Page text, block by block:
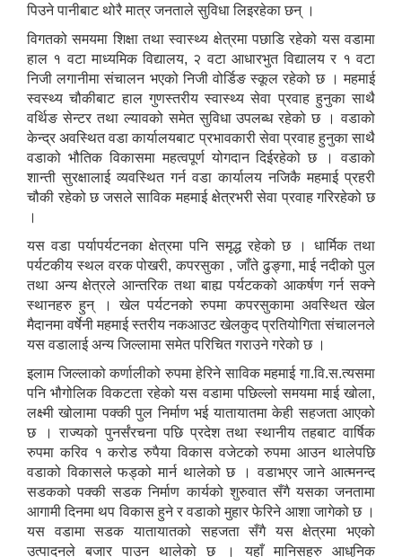
पिउने पानीबाट थोरै मात्र जनताले सुविधा लिइरहेका छन् ।
विगतको समयमा शिक्षा तथा स्वास्थ्य क्षेत्रमा पछाडि रहेको यस वडामा
हाल १ वटा माध्यमिक विद्यालय, २ वटा आधारभुत विद्यालय र १ वटा
निजी लगानीमा संचालन भएको निजी वोर्डिङ स्कूल रहेको छ । महमाई
स्वस्थ्य चौकीबाट हाल गुणस्तरीय स्वास्थ्य सेवा प्रवाह हुनुका साथै
वर्थिङ सेन्टर तथा ल्यावको समेत सुविधा उपलब्ध रहेको छ । वडाको
केन्द्र अवस्थित वडा कार्यालयबाट प्रभावकारी सेवा प्रवाह हुनुका साथै
वडाको भौतिक विकासमा महत्वपूर्ण योगदान दिईरहेको छ । वडाको
शान्ती सुरक्षालाई व्यवस्थित गर्न वडा कार्यालय नजिकै महमाई प्रहरी
चौकी रहेको छ जसले साविक महमाई क्षेत्रभरी सेवा प्रवाह गरिरहेको छ
।
यस वडा पर्यापर्यटनका क्षेत्रमा पनि समृद्ध रहेको छ । धार्मिक तथा
पर्यटकीय स्थल वरक पोखरी, कपरसुका , जाँते ढुङ्गा, माई नदीको पुल
तथा अन्य क्षेत्रले आन्तरिक तथा बाह्य पर्यटकको आकर्षण गर्न सक्ने
स्थानहरु हुन् । खेल पर्यटनको रुपमा कपरसुकामा अवस्थित खेल
मैदानमा वर्षेनी महमाई स्तरीय नकआउट खेलकुद प्रतियोगिता संचालनले
यस वडालाई अन्य जिल्लामा समेत परिचित गराउने गरेको छ ।
इलाम जिल्लाको कर्णालीको रुपमा हेरिने साविक महमाई गा.वि.स.त्यसमा
पनि भौगोलिक विकटता रहेको यस वडामा पछिल्लो समयमा माई खोला,
लक्ष्मी खोलामा पक्की पुल निर्माण भई यातायातमा केही सहजता आएको
छ । राज्यको पुनर्संरचना पछि प्रदेश तथा स्थानीय तहबाट वार्षिक
रुपमा करिव १ करोड रुपैया विकास वजेटको रुपमा आउन थालेपछि
वडाको विकासले फड्को मार्न थालेको छ । वडाभएर जाने आत्मनन्द
सडकको पक्की सडक निर्माण कार्यको शुरुवात सँगै यसका जनतामा
आगामी दिनमा थप विकास हुने र वडाको मुहार फेरिने आशा जागेको छ ।
यस वडामा सडक यातायातको सहजता सँगै यस क्षेत्रमा भएको
उत्पादनले बजार पाउन थालेको छ । यहाँ मानिसहरु आधुनिक